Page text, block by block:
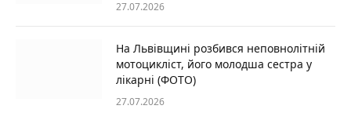
27.07.2026
На Львівщині розбився неповнолітній
мотоцикліст, його молодша сестра у
лікарні (ФОТО)
27.07.2026